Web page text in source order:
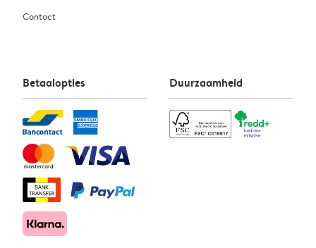
Contact
Betaalopties Duurzaamheid